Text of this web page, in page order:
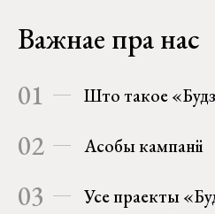
Важнае пра нас
01 Што такое
02 Асобы кампаніі
03 Усе праекты